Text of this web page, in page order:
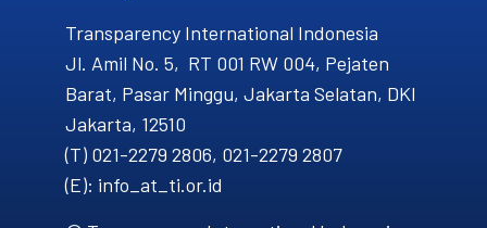
Transparency International Indonesia
Jl. Amil No. 5, RT 001 RW 004, Pejaten
Barat, Pasar Minggu, Jakarta Selatan, DKI
Jakarta, 12510
(T) 021-2279 2806, 021-2279 2807
(E): info_at_ti.or.id